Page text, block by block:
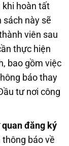
khi hoàn tất
sách này sẽ
viên sau
thực hiện
bao gồm việc
báo thay
tư nơi công
quan đăng ký
thông báo về